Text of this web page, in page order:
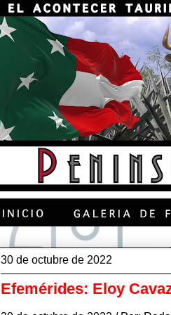
30 de octubre de 2022
Efemérides: Eloy